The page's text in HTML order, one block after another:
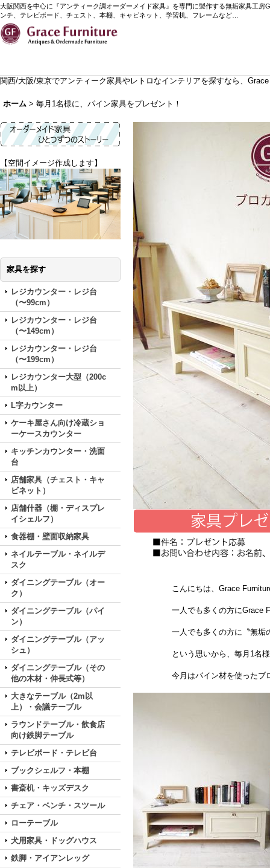
大阪関西を中心に『アンティーク調オーダーメイド家具』を専門に製作する無垢家具工
ンチ、テレビボード、チェスト、本棚、キャビネット、学習机、フレームなど…
関西/大阪/東京でアンティーク家具やレトロなインテリアを探すなら、
ホーム > 毎月1名様に、パイン家具をプレゼント！
【空間イメージ作成します】
家具を探す
レジカウンター・レジ台
（〜99cm）
レジカウンター・レジ台
（〜149cm）
レジカウンター・レジ台
（〜199cm）
レジカウンター大型（200c
m以上）
L字カウンター
ケーキ屋さん向け冷蔵ショ
ーケースカウンター
キッチンカウンター・洗面
台
店舗家具（チェスト・キャ
ビネット）
店舗什器（棚・ディスプレ
イシェルフ）
食器棚・壁面収納家具
ネイルテーブル・ネイルデ
スク
ダイニングテーブル（オー
ク）
ダイニングテーブル（パイ
ン）
ダイニングテーブル（アッ
シュ）
ダイニングテーブル（その
他の木材・伸長式等）
大きなテーブル（2m以
上）・会議テーブル
ラウンドテーブル・飲食店
向け鉄脚テーブル
テレビボード・テレビ台
ブックシェルフ・本棚
書斎机・キッズデスク
チェア・ベンチ・スツール
ローテーブル
犬用家具・ドッグハウス
鉄脚・アイアンレッグ
こんにちは、Grace Furniture で
一人でも多くの方にGrace
一人でも多くの方に〝無垢の木
という思いから、毎月1名様にGF
今月はパイン材を使ったブロカ